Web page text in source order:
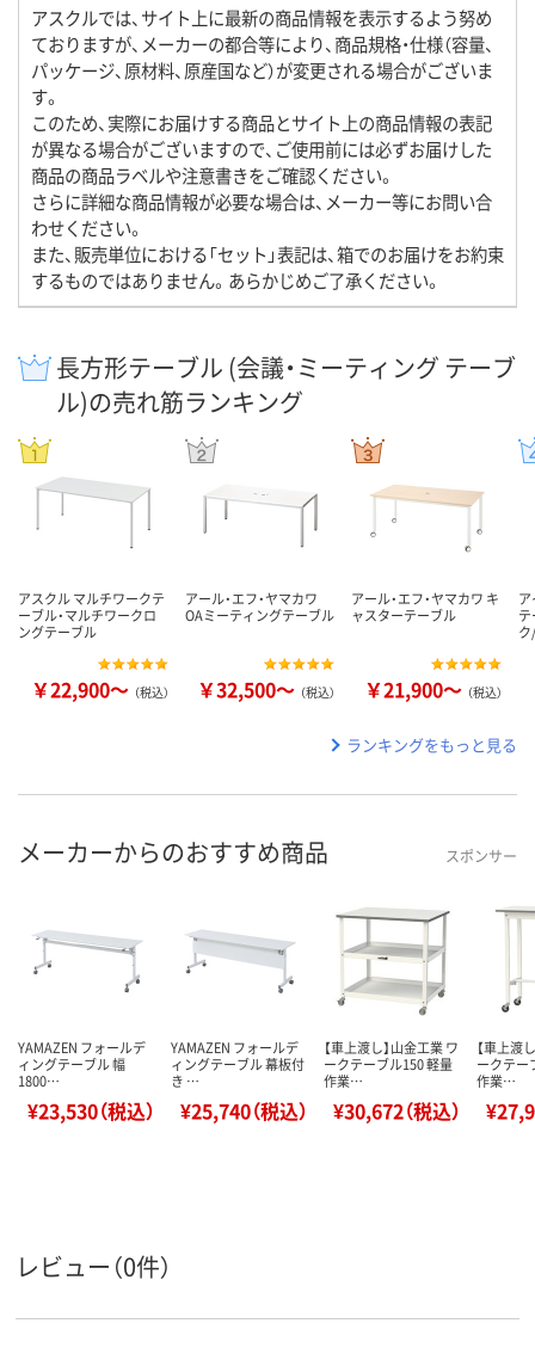
アスクルでは、サイト上に最新の商品情報を表示するよう努め
ておりますが、メーカーの都合等により、商品規格・仕様（容量、
パッケージ、原材料、原産国など）が変更される場合がございま
す。
このため、実際にお届けする商品とサイト上の商品情報の表記
が異なる場合がございますので、ご使用前には必ずお届けした
商品の商品ラベルや注意書きをご確認ください。
さらに詳細な商品情報が必要な場合は、メーカー等にお問い合
わせください。
また、販売単位における「セット」表記は、箱でのお届けをお約束
するものではありません。あらかじめご了承ください。
長方形テーブル (会議・ミーティング テーブ
ル)の売れ筋ランキング
アスクル マルチワークテ
ーブル・マルチワークロ
ングテーブル
￥22,900～ （税込）
アール・エフ・ヤマカワ
OAミーティングテーブル
￥32,500～ （税込）
アール・エフ・ヤマカワ キ
ャスターテーブル
￥21,900～ （税込）
ランキングをもっと見る
メーカーからのおすすめ商品 スポンサー
YAMAZEN フォールデ
ィングテーブル 幅
1800…
¥23,530（税込）
YAMAZEN フォールデ
ィングテーブル 幕板付
き …
¥25,740（税込）
【車上渡し】山金工業 ワ
ークテーブル150 軽量
作業…
¥30,672（税込）
【車上渡
ークテー
作業…
レビュー（0件）